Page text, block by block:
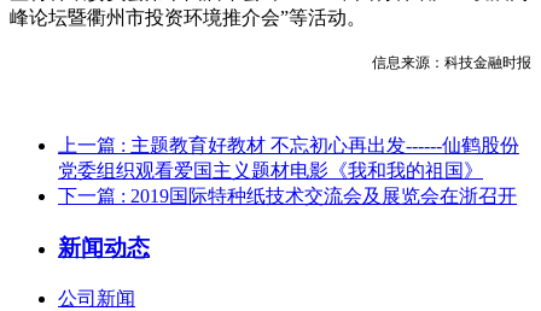
峰论坛暨衢州市投资环境推介会”等活动。
信息来源：科技金融时报
上一篇 : 主题教育好教材 不忘初心再出发------仙鹤股份
党委组织观看爱国主义题材电影《我和我的祖国》
下一篇 : 2019国际特种纸技术交流会及展览会在浙召开
新闻动态
公司新闻